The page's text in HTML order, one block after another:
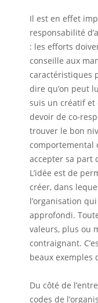
Il est en effet
responsabilité
: les efforts
conseille aux
caractéristiques
dire qu’on peut
suis un créatif et
devoir de co-
trouver le bon
comportemental
accepter sa part
L’idée est de
créer, dans
l’organisation
approfondi.
valeurs, plus ou
contraignant.
beaux exemples
Du côté de
codes de